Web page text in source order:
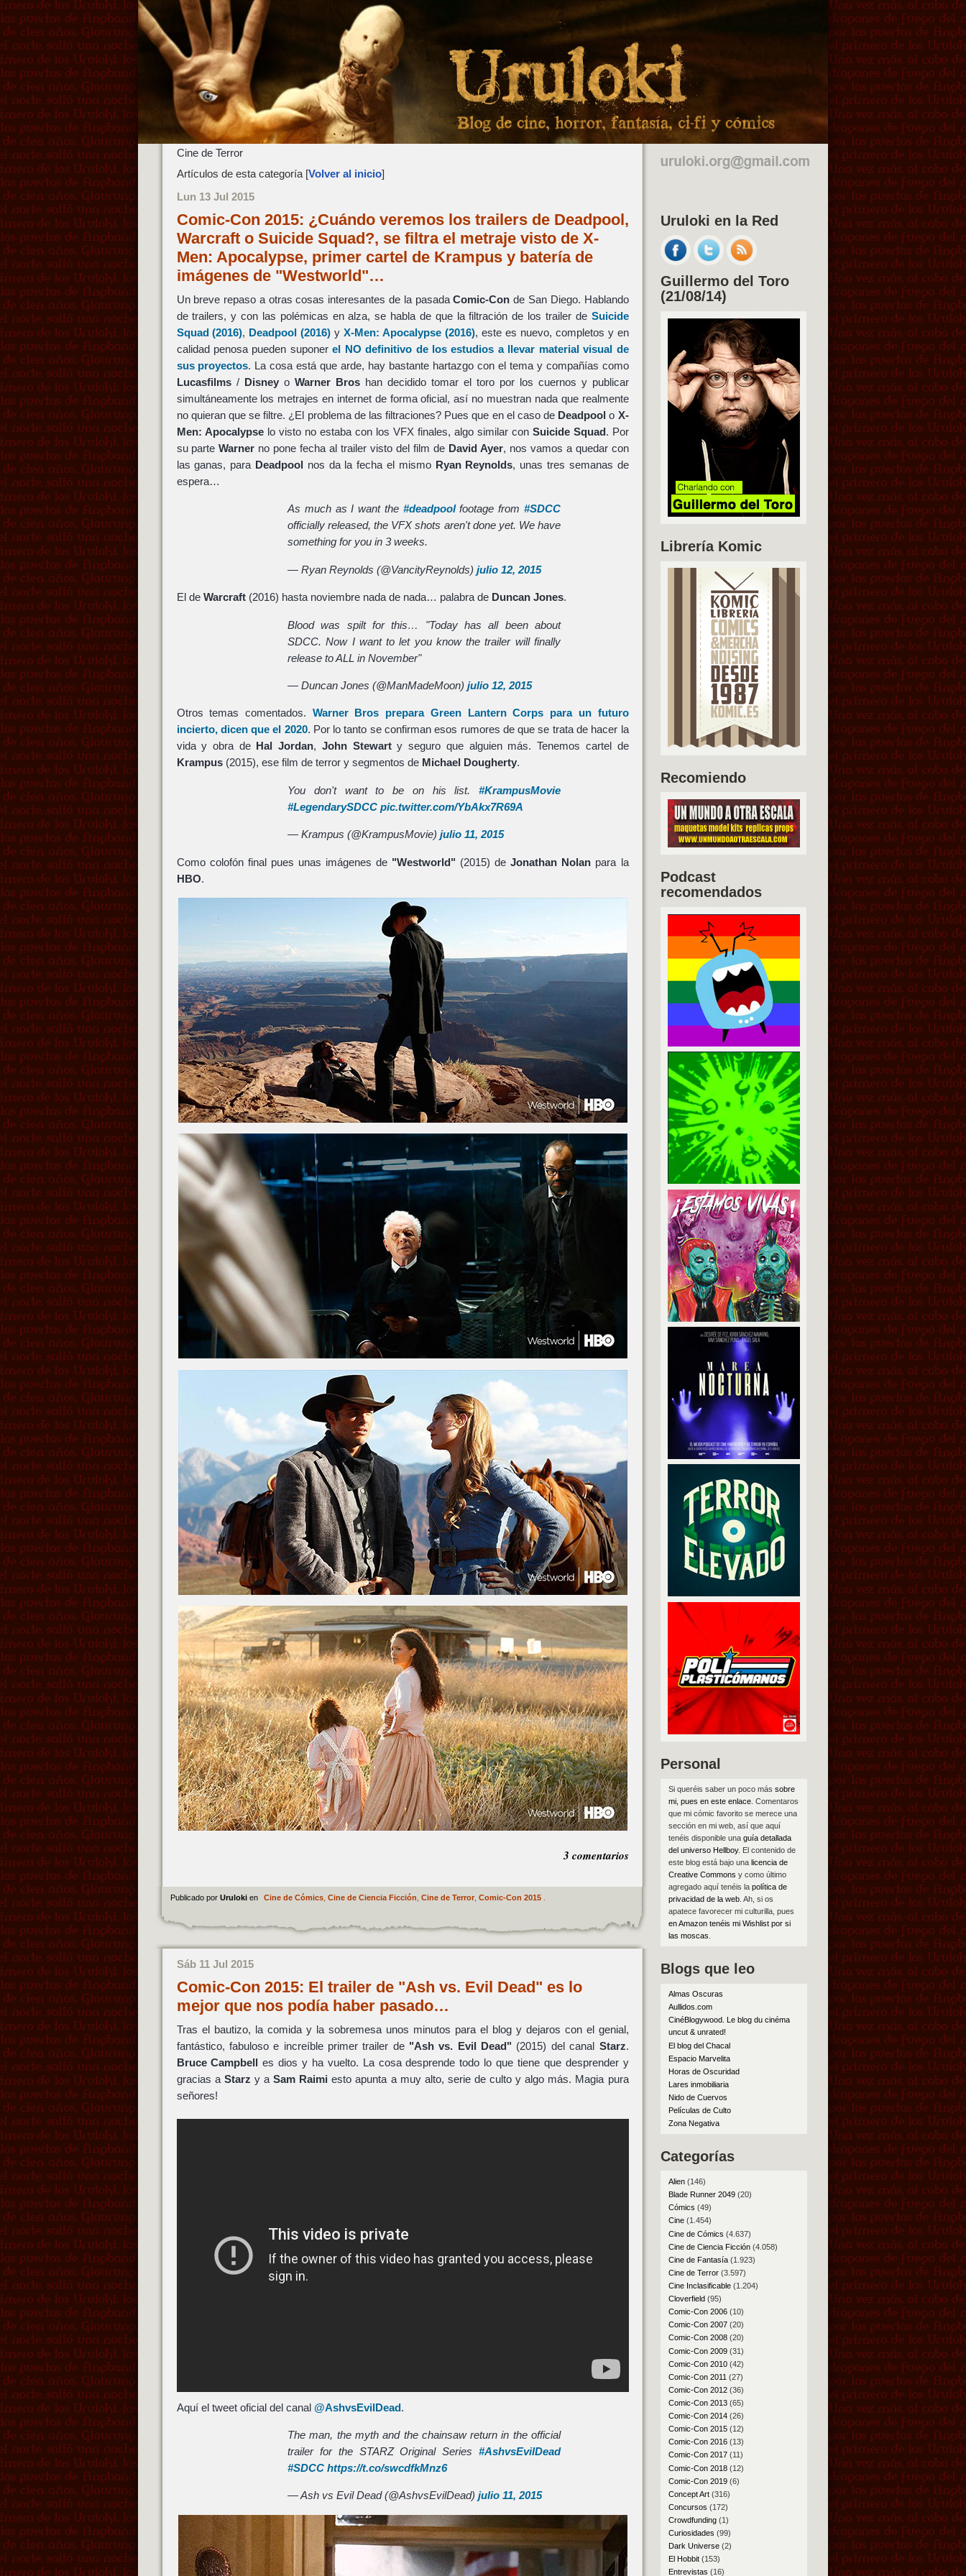
Cine de Terror
Artículos de esta categoría [Volver al inicio]
Lun 13 Jul 2015
Comic-Con 2015: ¿Cuándo veremos los trailers de Deadpool,
Warcraft o Suicide Squad?, se filtra el metraje visto de X-
Men: Apocalypse, primer cartel de Krampus y batería de
imágenes de "Westworld"…
Un breve repaso a otras cosas interesantes de la pasadaComic-Con de San Diego. Hablando
de trailers, y con las polémicas en alza, se habla de que la filtración de los trailer de Suicide
Squad(2016), Deadpool (2016) yX-Men: Apocalypse (2016), este es nuevo, completos y en
calidad penosa pueden suponerel NO definitivo de los estudios a llevar material visual de
sus proyectos. La cosa está que arde, hay bastante hartazgo con el tema y compañías como
Lucasfilms/ Disneyo Warner Broshan decidido tomar el toro por los cuernos y publicar
simultáneamente los metrajes en internet de forma oficial, así no muestran nada que realmente
no quieran que se filtre. ¿El problema de las filtraciones? Pues que en el caso de Deadpool o X-
Men: Apocalypselo visto no estaba con los VFX finales, algo similar con Suicide Squad. Por
su parteWarner no pone fecha al trailer visto del film de David Ayer, nos vamos a quedar con
las ganas, para Deadpool nos da la fecha el mismo Ryan Reynolds, unas tres semanas de
espera…
As much as I want the #deadpoolfootage from#SDCC
officially released, the VFX shots aren't done yet. We have
something for you in 3 weeks.
— Ryan Reynolds (@VancityReynolds)julio 12, 2015
El de Warcraft(2016) hasta noviembre nada de nada… palabra de Duncan Jones.
Blood was spilt for this… "Today has all been about
SDCC. Now I want to let you know the trailer will finally
release to ALL in November"
— Duncan Jones (@ManMadeMoon)julio 12, 2015
Otros temas comentados. Warner Bros prepara Green Lantern Corps para un futuro
incierto, dicen que el 2020. Por lo tanto se confirman esos rumores de que se trata de hacer la
vida y obra de Hal Jordan, John Stewarty seguro que alguien más. Tenemos cartel de
Krampus(2015), ese film de terror y segmentos de Michael Dougherty.
You don't want to be on his list.#KrampusMovie
#LegendarySDCC pic.twitter.com/YbAkx7R69A
— Krampus (@KrampusMovie)julio 11, 2015
Como colofón final pues unas imágenes de "Westworld" (2015) deJonathan Nolan para la
HBO.
3 comentarios
Publicado por Uruloki en Cine de Cómics, Cine de Ciencia Ficción Cine de Terror, Comic-Con 2015.
Sáb 11 Jul 2015
Comic-Con 2015: El trailer de "Ash vs. Evil Dead" es lo
mejor que nos podía haber pasado…
Tras el bautizo, la comida y la sobremesa unos minutos para el blog y dejaros con el genial,
fantástico, fabuloso e increíble primer trailer de "Ash vs. Evil Dead" (2015) del canal Starz.
Bruce Campbell es dios y ha vuelto. La cosa desprende todo lo que tiene que desprender y
gracias a Starz y aSam Raimi esto apunta a muy alto, serie de culto y algo más. Magia pura
señores!
Aquí el tweet oficial del canal @AshvsEvilDead.
The man, the myth and the chainsaw return in the official
trailer for the STARZ Original Series#AshvsEvilDead
#SDCC https://t.co/swcdfkMnz6
— Ash vs Evil Dead (@AshvsEvilDead)julio 11, 2015
Uruloki en la Red
Guillermo del Toro
(21/08/14)
Librería Komic
Recomiendo
Podcast
recomendados
Personal
Si queréis saber un poco más sobre
mi, pues en este enlace. Comentaros
que mi cómic favorito se merece una
sección en mi web, así que aquí
tenéis disponible una guía detallada
del universo Hellboy. El contenido de
este blog está bajo una licencia de
Creative Commons y como último
agregado aquí tenéis la política de
privacidad de la web. Ah, si os
apatece favorecer mi culturilla, pues
en Amazon tenéis mi Wishlist por si
las moscas
Blogs que leo
Almas Oscuras
Aullidos.com
CinéBlogywood. Le blog du cinéma
uncut & unrated!
El blog del Chacal
Espacio Marvelita
Horas de Oscuridad
Lares inmobiliaria
Nido de Cuervos
Películas de Culto
Zona Negativa
Categorías
Alien(146)
Blade Runner 2049(20)
Cómics (49)
Cine(1.454)
Cine de Cómics (4.637)
Cine de Ciencia Ficción(4.058)
Cine de Fantasía(1.923)
Cine de Terror(3.597)
Cine Inclasificable(1.204)
Cloverfield(95)
Comic-Con 2006(10)
Comic-Con 2007(20)
Comic-Con 2008(20)
Comic-Con 2009(31)
Comic-Con 2010(42)
Comic-Con 2011 (27)
Comic-Con 2012(36)
Comic-Con 2013(65)
Comic-Con 2014(26)
Comic-Con 2015(12)
Comic-Con 2016(13)
Comic-Con 2017(11)
Comic-Con 2018(12)
Comic-Con 2019(6)
Concept Art(316)
Concursos (172)
Crowdfunding(1)
Curiosidades (99)
Dark Universe(2)
El Hobbit(153)
Entrevistas (16)